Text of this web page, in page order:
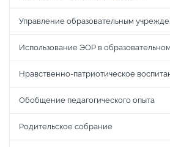
Управление образовательным
Использование ЭОР в
Нравственно-патриотическое
Обобщение педагогического опыта
Родительское собрание